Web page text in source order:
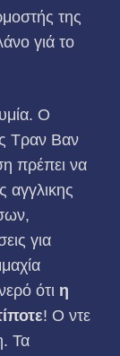
της
γιά το
Ο
Τραν Βαν
πρέπει να
αγγλικης
για
ότι η
! Ο ντε
Τα